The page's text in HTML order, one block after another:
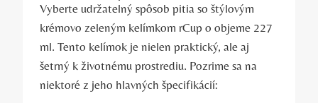
Vyberte udržateľný spôsob pitia so štýlovým
krémovo zeleným kelímkom rCup o objeme 227
ml. Tento kelímok je nielen praktický, ale aj
šetrný k životnému prostrediu. Pozrime sa na
niektoré z jeho hlavných špecifikácií: